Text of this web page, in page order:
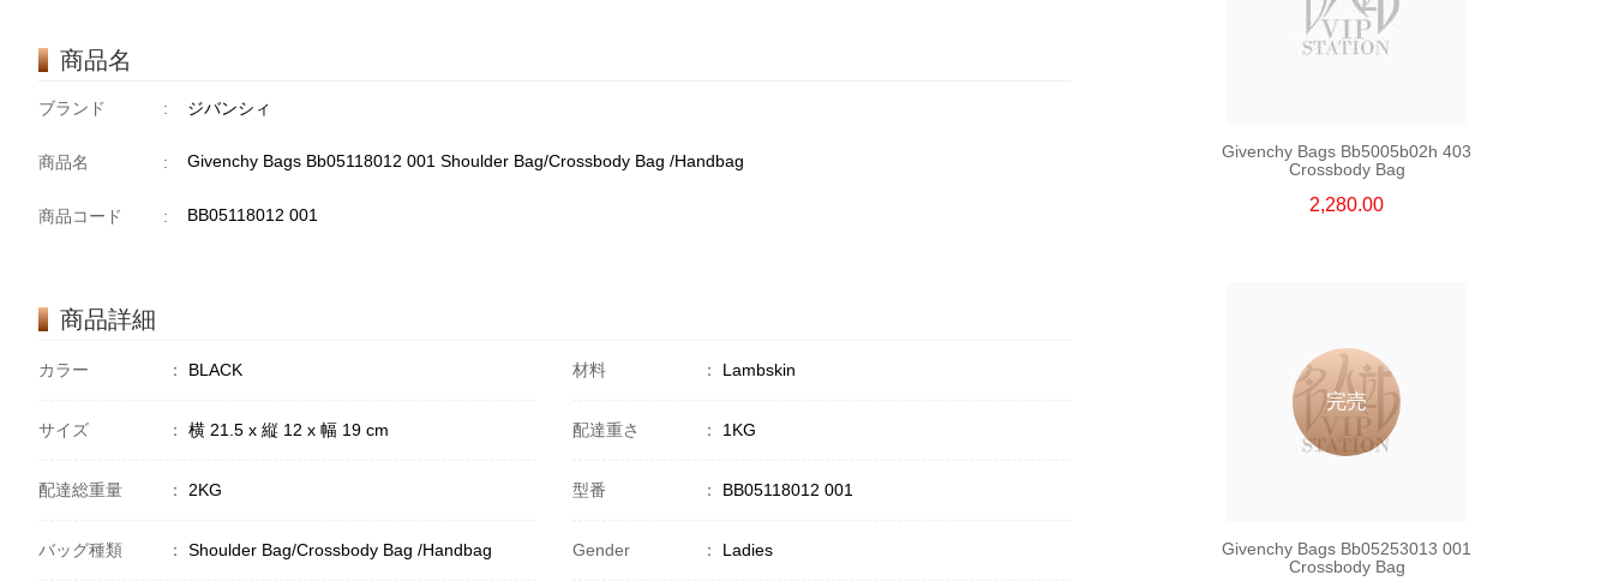
商品名
ブランド : ジバンシィ
商品名 : Givenchy Bags Bb05118012 001 Shoulder Bag/Crossbody Bag /Handbag
商品コード : BB05118012 001
商品詳細
カラー ： BLACK 材料 ： Lambskin
サイズ ： 横 21.5 x 縦 12 x 幅 19 cm 配達重さ ： 1KG
配達総重量 ： 2KG 型番 ： BB05118012 001
バッグ種類 ： Shoulder Bag/Crossbody Bag /Handbag Gender ： Ladies
Givenchy Bags Bb5005b02h 403
Crossbody Bag
2,280.00
完売
Givenchy Bags Bb05253013 001
Crossbody Bag